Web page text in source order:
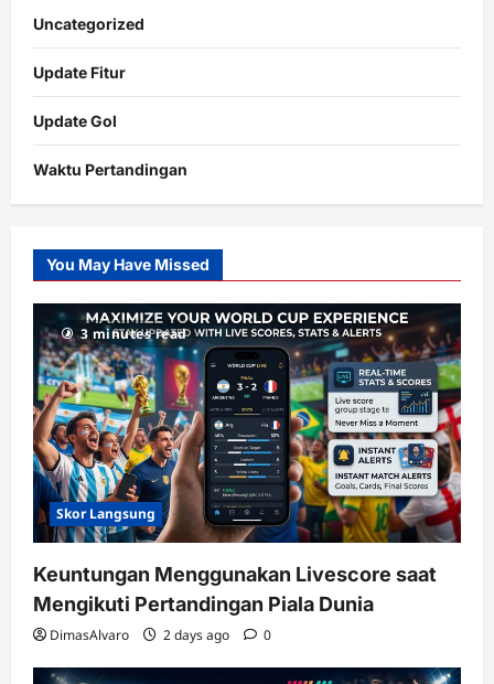
Uncategorized
Update Fitur
Update Gol
Waktu Pertandingan
Slot
Gacor
RTP
terupdate
You May Have Missed
3 minutes read
Skor Langsung
Keuntungan Menggunakan Livescore saat
Mengikuti Pertandingan Piala Dunia
DimasAlvaro 2 days ago 0